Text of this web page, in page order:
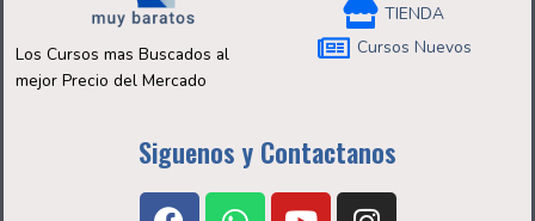
Los Cursos mas Buscados al
mejor Precio del Mercado
TIENDA
Cursos Nuevos
Siguenos y Contactanos
F
W
Y
I